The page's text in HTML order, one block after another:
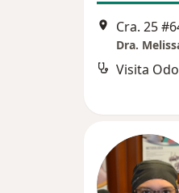
Cra. 25
Dra.
Visita